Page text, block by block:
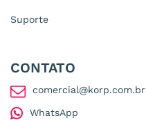
Suporte
CONTATO
comercial@korp.com.br
WhatsApp